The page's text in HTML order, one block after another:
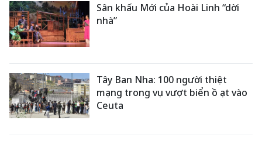
Sân khấu Mới của Hoài Linh “dời
nhà”
Tây Ban Nha: 100 người thiệt
mạng trong vụ vượt biển ồ ạt vào
Ceuta